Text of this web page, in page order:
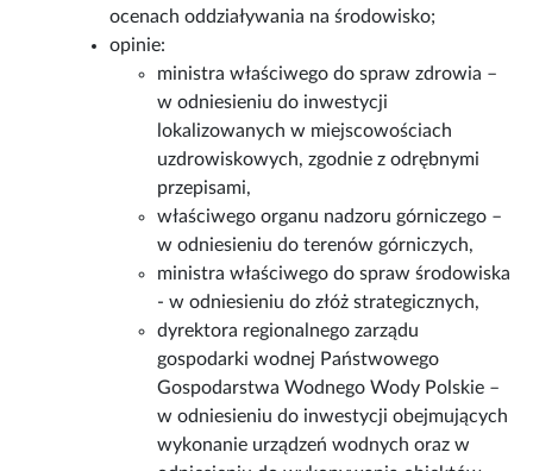
ocenach oddziaływania na środowisko;
opinie:
ministra właściwego do spraw zdrowia –
w odniesieniu do inwestycji
lokalizowanych w miejscowościach
uzdrowiskowych, zgodnie z odrębnymi
przepisami,
właściwego organu nadzoru górniczego –
w odniesieniu do terenów górniczych,
ministra właściwego do spraw środowiska
- w odniesieniu do złóż strategicznych,
dyrektora regionalnego zarządu
gospodarki wodnej Państwowego
Gospodarstwa Wodnego Wody Polskie –
w odniesieniu do inwestycji obejmujących
wykonanie urządzeń wodnych oraz w